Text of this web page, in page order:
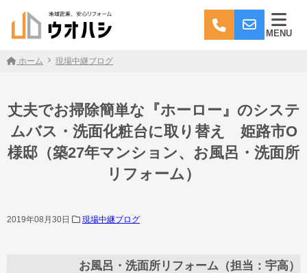
MENU
ホーム 現場中継ブログ
丈夫でお掃除簡単な『ホーロー』のシステ
ムバス・洗面化粧台に取り替え 姫路市O
様邸（築27年マンション、お風呂・洗面所
リフォーム）
2019年08月30日 現場中継ブログ
お風呂・洗面所リフォーム（担当：宇高）